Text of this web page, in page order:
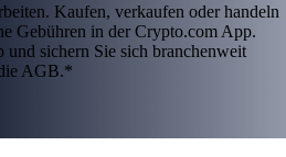
Kaufen, verkaufen oder handeln
Gebühren in der Crypto.com App.
sichern Sie sich branchenweit
AGB.*